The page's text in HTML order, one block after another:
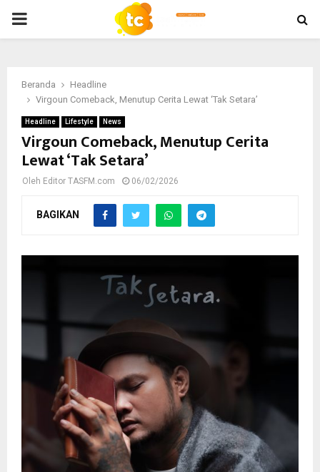
PRIMARY
Beranda
Headline
Virgoun Comeback, Menutup Cerita Lewat ‘Tak Setara’
Headline Lifestyle News
Virgoun Comeback, Menutup Cerita
Lewat ‘Tak Setara’
Oleh Editor TASFM.com 06/02/2026
BAGIKAN